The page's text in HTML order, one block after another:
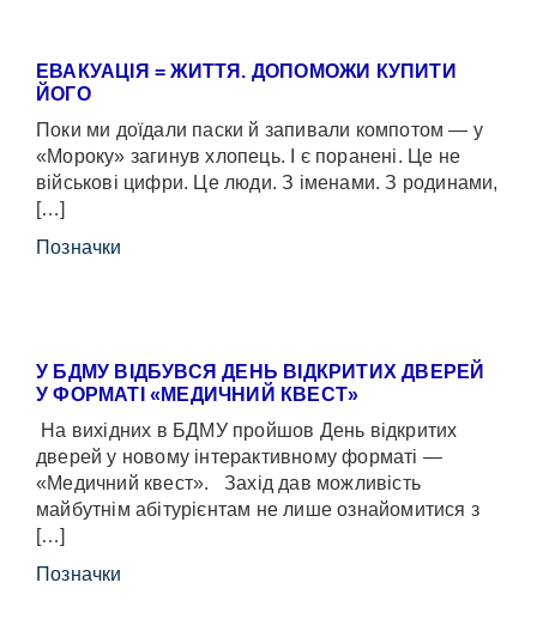
ЕВАКУАЦІЯ = ЖИТТЯ. ДОПОМОЖИ КУПИТИ
ЙОГО
Поки ми доїдали паски й запивали компотом — у
«Мороку» загинув хлопець. І є поранені. Це не
військові цифри. Це люди. З іменами. З родинами,
[…]
Позначки
У БДМУ ВІДБУВСЯ ДЕНЬ ВІДКРИТИХ ДВЕРЕЙ
У ФОРМАТІ «МЕДИЧНИЙ КВЕСТ»
На вихідних в БДМУ пройшов День відкритих
дверей у новому інтерактивному форматі —
«Медичний квест». Захід дав можливість
майбутнім абітурієнтам не лише ознайомитися з
[…]
Позначки